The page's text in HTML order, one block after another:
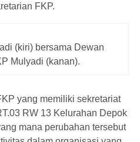
FKP.
(kiri) bersama Dewan
Mulyadi (kanan).
yang memiliki sekretariat
RW 13 Kelurahan Depok
mana perubahan tersebut